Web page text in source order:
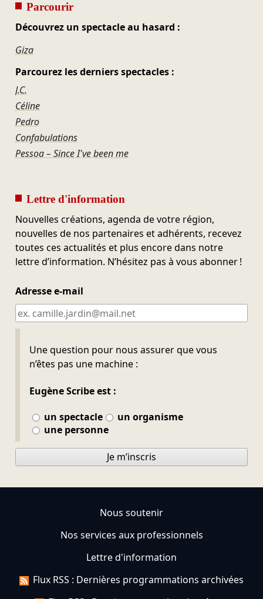
Parcourir
Découvrez un spectacle au hasard :
Giza
Parcourez les derniers spectacles :
J.C.
Céline
Pedro
Confabulations
Pessoa – Since I've been me
Lettre d'information
Nouvelles créations, agenda de votre région,
nouvelles de nos partenaires et adhérents, recevez
toutes ces actualités et plus encore dans notre
lettre d’information. N’hésitez pas à vous abonner !
Adresse e-mail
Une question pour nous assurer que vous
n’êtes pas une machine :
Eugène Scribe est :
un spectacle
un organisme
une personne
Ne pas remplir
Je m’inscris
Nous soutenir
Nos services aux professionnels
Lettre d'information
Flux RSS : Dernières programmations archivées